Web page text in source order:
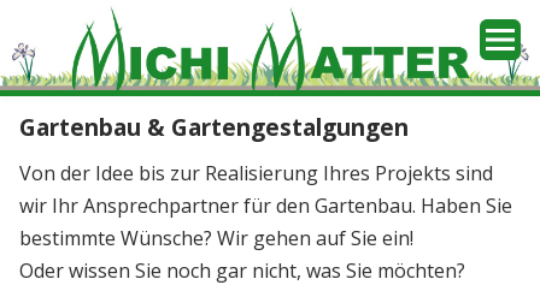
Startseite
Team
Gartenbau
Gartenbau & Gartengestalgungen
Von der Idee bis zur Realisierung Ihres Projekts sind
wir Ihr Ansprechpartner für den Gartenbau. Haben Sie
bestimmte Wünsche? Wir gehen auf Sie ein!
Oder wissen Sie noch gar nicht, was Sie möchten?